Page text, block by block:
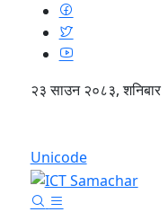
२३ साउन २०८३, शनिबार
Unicode